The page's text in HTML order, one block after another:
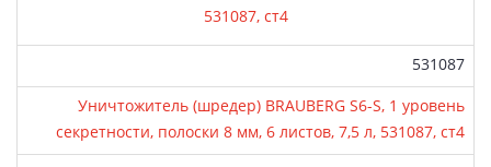
Артикул:
531087
Уничтожитель (шредер) BRAUBERG S6-S, 1 уровень
секретности, полоски 8 мм, 6 листов, 7,5 л, 531087, ст4